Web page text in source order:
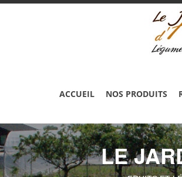
ACCUEIL NOS PRODUITS
LE